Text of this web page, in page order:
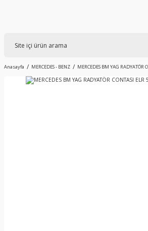
Anasayfa MERCEDES - BENZ MERCEDES BM YAG RADYATÖR